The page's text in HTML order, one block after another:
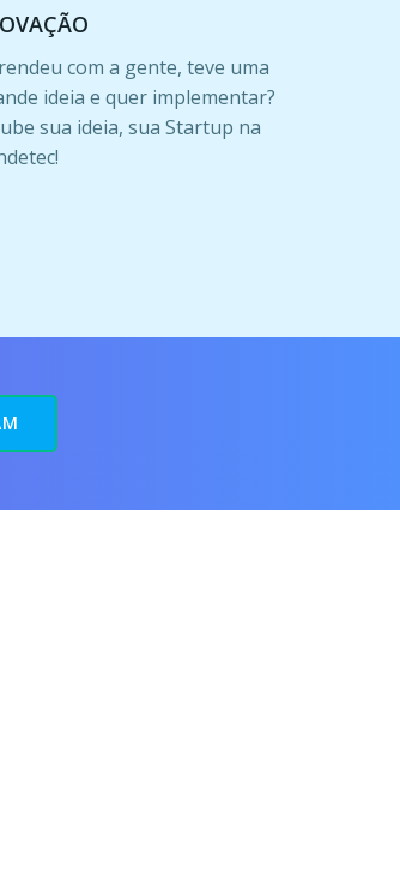
com a gente, teve uma
ideia e quer implementar?
sua ideia, sua Startup na